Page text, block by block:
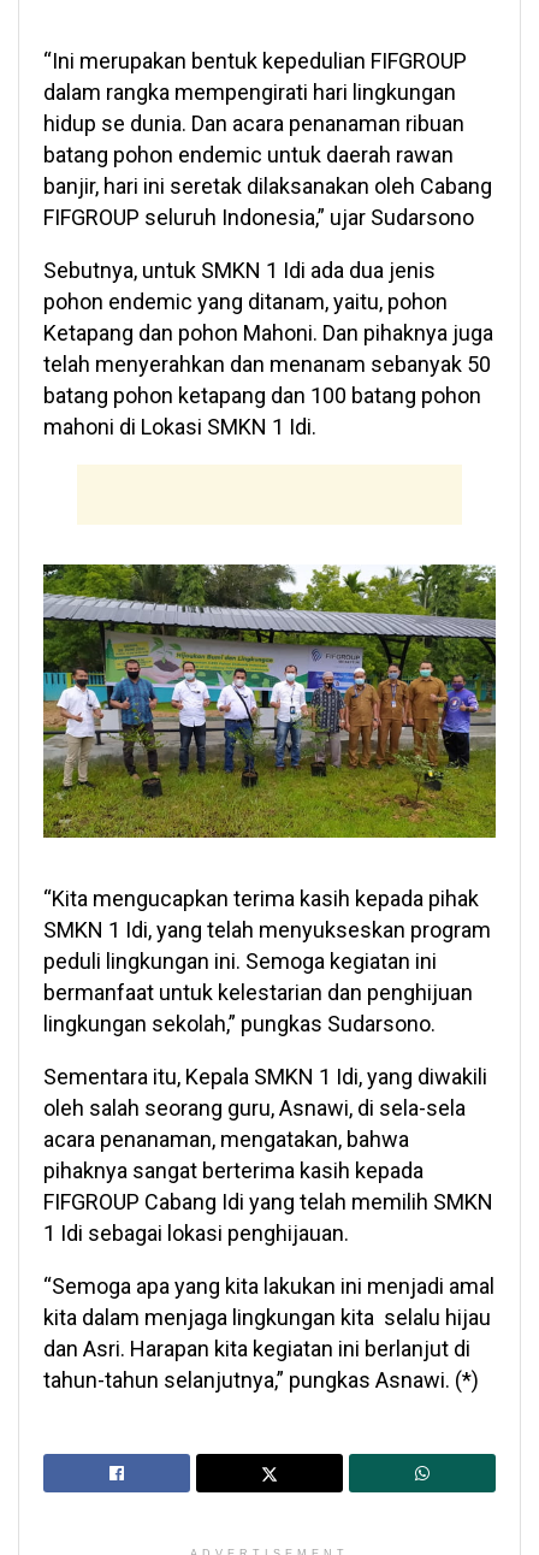
“Ini merupakan bentuk kepedulian FIFGROUP
dalam rangka mempengirati hari lingkungan
hidup se dunia. Dan acara penanaman ribuan
batang pohon endemic untuk daerah rawan
banjir, hari ini seretak dilaksanakan oleh Cabang
FIFGROUP seluruh Indonesia,” ujar Sudarsono
Sebutnya, untuk SMKN 1 Idi ada dua jenis
pohon endemic yang ditanam, yaitu, pohon
Ketapang dan pohon Mahoni. Dan pihaknya juga
telah menyerahkan dan menanam sebanyak 50
batang pohon ketapang dan 100 batang pohon
mahoni di Lokasi SMKN 1 Idi.
“Kita mengucapkan terima kasih kepada pihak
SMKN 1 Idi, yang telah menyukseskan program
peduli lingkungan ini. Semoga kegiatan ini
bermanfaat untuk kelestarian dan penghijuan
lingkungan sekolah,” pungkas Sudarsono.
Sementara itu, Kepala SMKN 1 Idi, yang diwakili
oleh salah seorang guru, Asnawi, di sela-sela
acara penanaman, mengatakan, bahwa
pihaknya sangat berterima kasih kepada
FIFGROUP Cabang Idi yang telah memilih SMKN
1 Idi sebagai lokasi penghijauan.
“Semoga apa yang kita lakukan ini menjadi amal
kita dalam menjaga lingkungan kita selalu hijau
dan Asri. Harapan kita kegiatan ini berlanjut di
tahun-tahun selanjutnya,” pungkas Asnawi. (*)